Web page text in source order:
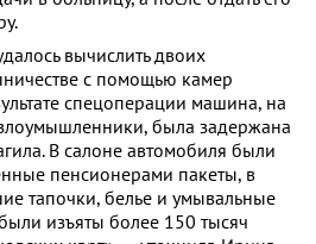
вычислить двоих
с помощью камер
спецоперации машина, на
была задержана
В салоне автомобиля были
пенсионерами пакеты, в
тапочки, белье и умывальные
изъяты более 150 тысяч